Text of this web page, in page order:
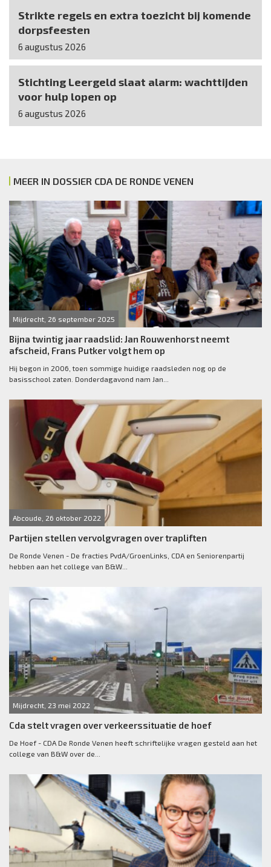
Strikte regels en extra toezicht bij komende
dorpsfeesten
6 augustus 2026
Stichting Leergeld slaat alarm: wachttijden
voor hulp lopen op
6 augustus 2026
MEER IN DOSSIER CDA DE RONDE VENEN
Mijdrecht, 26 september 2025
Bijna twintig jaar raadslid: Jan Rouwenhorst neemt
afscheid, Frans Putker volgt hem op
Hij begon in 2006, toen sommige huidige raadsleden nog op de
basisschool zaten. Donderdagavond nam Jan...
Abcoude, 26 oktober 2022
Partijen stellen vervolgvragen over trapliften
De Ronde Venen - De fracties PvdA/GroenLinks, CDA en Seniorenpartij
hebben aan het college van B&W...
Mijdrecht, 23 mei 2022
Cda stelt vragen over verkeerssituatie de hoef
De Hoef - CDA De Ronde Venen heeft schriftelijke vragen gesteld aan het
college van B&W over de...